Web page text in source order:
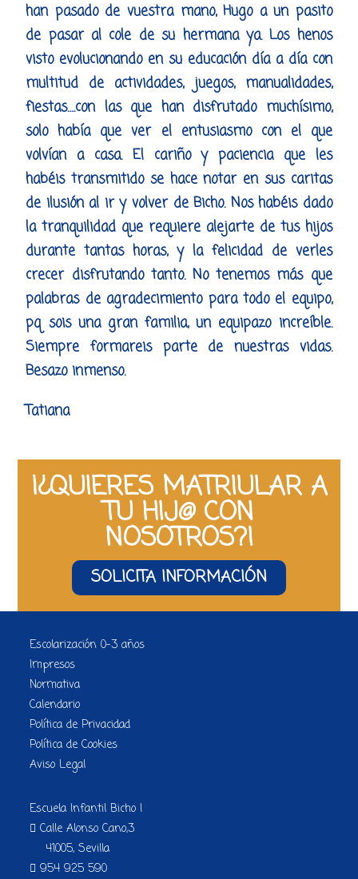
han pasado de vuestra mano, Hugo a un pasito
de pasar al cole de su hermana ya. Los henos
visto evolucionando en su educación día a día con
multitud de actividades, juegos, manualidades,
fiestas….con las que han disfrutado muchísimo,
solo había que ver el entusiasmo con el que
volvían a casa. El cariño y paciencia que les
habéis transmitido se hace notar en sus caritas
de ilusión al ir y volver de Bicho. Nos habéis dado
la tranquilidad que requiere alejarte de tus hijos
durante tantas horas, y la felicidad de verles
crecer disfrutando tanto. No tenemos más que
palabras de agradecimiento para todo el equipo,
pq sois una gran familia, un equipazo increíble.
Siempre formareis parte de nuestras vidas.
Besazo inmenso.
Tatiana
¡¿QUIERES MATRIULAR A
TU HIJ@ CON
NOSOTROS?!
SOLICITA INFORMACIÓN
Escolarización 0-3 años
Impresos
Normativa
Calendario
Política de Privacidad
Política de Cookies
Aviso Legal
Escuela Infantil Bicho I
Calle Alonso Cano,3
41005, Sevilla
954 925 590